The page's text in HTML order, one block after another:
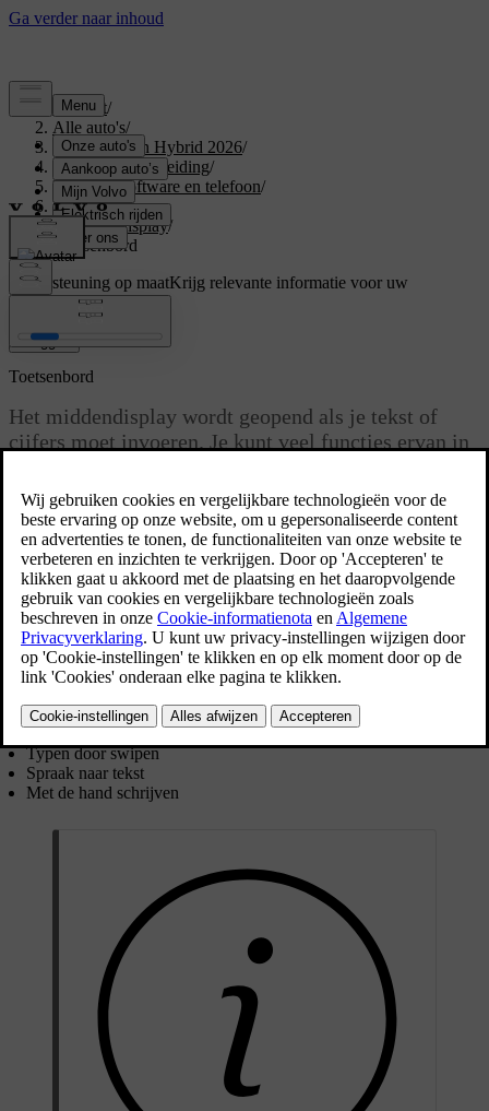
Support/
Alle auto's/
XC60 Plug-in Hybrid 2026/
Gebruikershandleiding/
Displays, software en telefoon/
Displays/
Middendisplay/
Toetsenbord
Ondersteuning op maatKrijg relevante informatie voor uw
specifieke auto.
Inloggen
Bijgewerkt 28/10/2024
Toetsenbord
Het middendisplay wordt geopend als je tekst of
cijfers moet invoeren. Je kunt veel functies ervan in
Je kunt het toetsenbord op het scherm gebruiken om tekst of cijfers
in te voeren. Bijvoorbeeld als je in de navigatie-app naar een
bestemming zoekt of het wachtwoord voor een wifinetwerk moet
invoeren.
De indeling van het toetsenbord kan wisselen afhankelijk van het
type invoerveld waarin je typt.
het invoeren van tekst. Voorbeelden daarvan zijn:
Typen door swipen
Spraak naar tekst
Met de hand schrijven